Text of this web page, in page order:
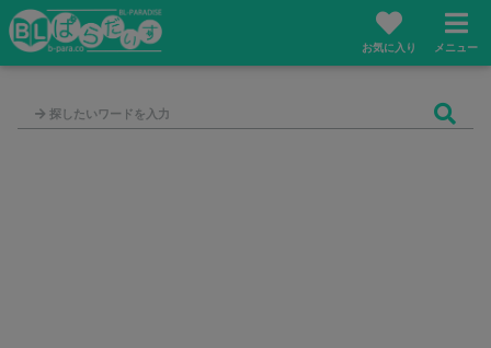
お気に入り メニュー